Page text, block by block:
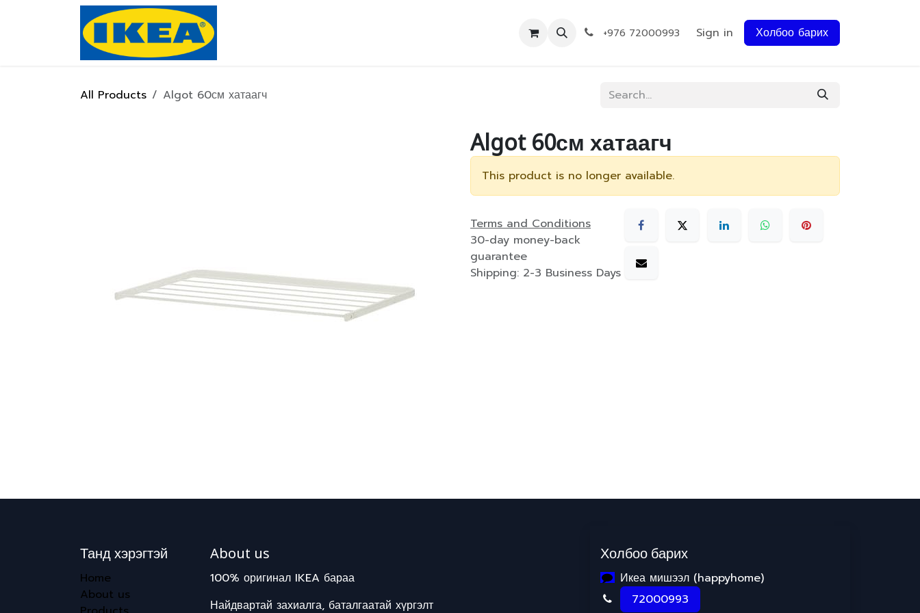
Skip to Content
+976 72000993 Sign in Холбоо барих
All Products Algot 60см хатаагч
Algot 60см хатаагч
This product is no longer available.
Terms and Conditions
30-day money-back
guarantee
Shipping: 2-3 Business Days
Танд хэрэгтэй
Home
About us
About us
100% оригинал IKEA бараа
Найдвартай захиалга, баталгаатай хүргэлт
Холбоо барих
Икеа мишээл (happyhome)
72000993